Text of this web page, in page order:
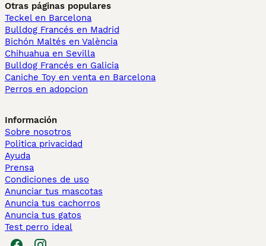
Otras páginas populares
Teckel en Barcelona
Bulldog Francés en Madrid
Bichón Maltés en València
Chihuahua en Sevilla
Bulldog Francés en Galicia
Caniche Toy en venta en Barcelona
Perros en adopcion
Información
Sobre nosotros
Politica privacidad
Ayuda
Prensa
Condiciones de uso
Anunciar tus mascotas
Anuncia tus cachorros
Anuncia tus gatos
Test perro ideal